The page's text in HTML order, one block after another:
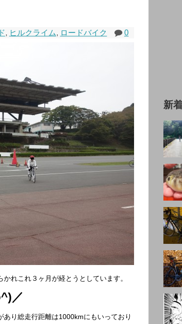
, ヒルクライム, ロードバイク 0
かれこれ３ヶ月が経とうとしています。
／
り総走行距離は1000kmにもいっており
新